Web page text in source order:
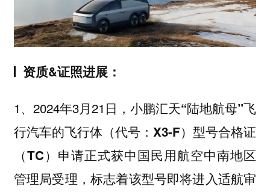
资质&证照进展：
1、2024年3月21日， 小鹏汇天“陆地航母”飞
行汽车的飞行体（代号：X3-F）型号合格证
（TC）申请正式获中国民用航空中南地区
管理局受理 ，标志着该型号即将进入适航审